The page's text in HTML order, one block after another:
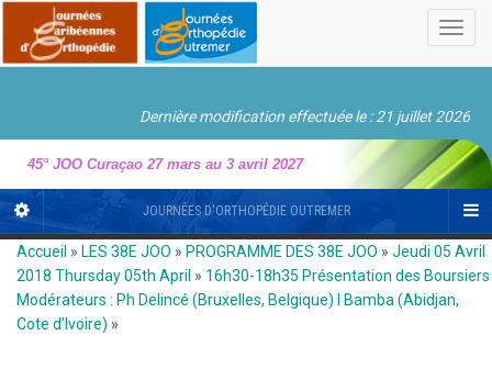
Dernière modification effectuée le : 21 juillet 2026
45° JOO Curaçao 27 mars au 3 avril 2027
JOURNÉES D'ORTHOPÉDIE OUTREMER
Accueil » LES 38E JOO » PROGRAMME DES 38E JOO » Jeudi 05 Avril
2018 Thursday 05th April » 16h30-18h35 Présentation des Boursiers
Modérateurs : Ph Delincé (Bruxelles, Belgique) I Bamba (Abidjan,
Cote d’Ivoire) »